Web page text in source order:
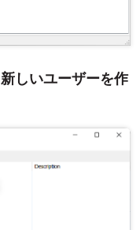
新しいユーザーを作